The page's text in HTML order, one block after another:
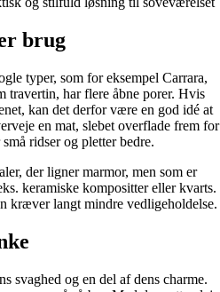
brug
typer, som for eksempel Carrara,
travertin, har flere åbne porer. Hvis
kan det derfor være en god idé at
en mat, slebet overflade frem for
ridser og pletter bedre.
der ligner marmor, men som er
keramiske kompositter eller kvarts.
kræver langt mindre vedligeholdelse.
svaghed og en del af dens charme.